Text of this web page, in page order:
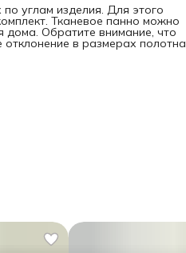
углам изделия. Для этого
Тканевое панно можно
дома. Обратите внимание, что
в размерах полотна